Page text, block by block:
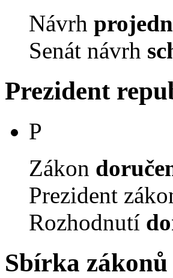
Návrh
Senát návrh
Prezident
P
Zákon
Prezident
Rozhodnutí
Sbírka zákonů